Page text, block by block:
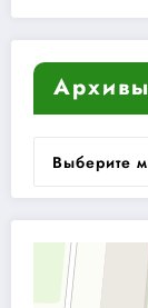
Архивы
Архивы